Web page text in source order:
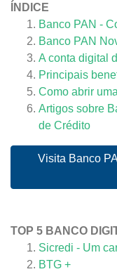
ÍNDICE
Banco PAN -
Banco PAN
A conta digital
Principais
Como abrir
Artigos sobre
de Crédito
Visita Banco
TOP 5 BANCO
Sicredi - Um
BTG +